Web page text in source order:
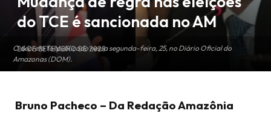
O decreto foi publicado nessa segunda-feira, 25, no Diário Oficial do
Amazonas (DOM).
do TCE é sancionada no AM
26 DE SETEMBRO DE 2023
Bruno Pacheco – Da Redação Amazônia